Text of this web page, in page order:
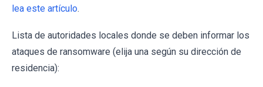
lea este artículo.
Lista de autoridades locales donde se deben informar los
ataques de ransomware (elija una según su dirección de
residencia):